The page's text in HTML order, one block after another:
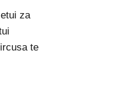
za
te